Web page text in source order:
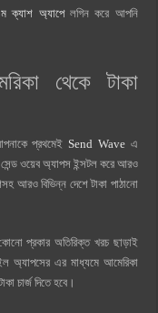
ক্যাশ অ্যাপেলগিন করে আপনি
থেকে টাকা
প্রথমেই Send Waveএ
ওয়েব অ্যাপস ইন্সটল করে আরও
আরও বিভিন্ন দেশে টাকা পাঠানো
প্রকার অতিরিক্ত খরচ ছাড়াই
অ্যাপসের এর মাধ্যমে আমেরিকা
চার্জ দিতে হবে।